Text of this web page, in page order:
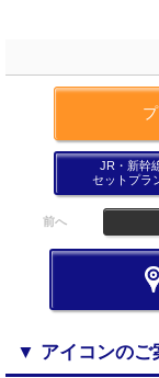
JR・新幹
セットプラ
前へ
▼ アイコンのご